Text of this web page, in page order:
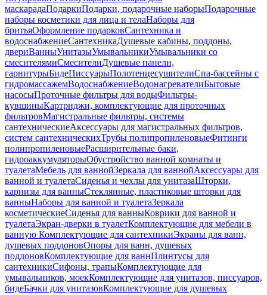
маскарадаПодаркиПодарки, подарочные наборыПодарочные
наборы косметики для лица и телаНаборы для
бритьяОформление подарковСантехника и
водоснабжениеСантехникаДушевые кабины, поддоны,
двериВанныУнитазыУмывальникиУмывальники со
смесителямиСмесителиДушевые панели,
гарнитурыБидеПиссуарыПолотенцесушителиСпа-бассейны с
гидромассажемВодоснабжениеВодонагревателиБытовые
насосыПроточные фильтры для водыФильтры-
кувшиныКартриджи, комплектующие для проточных
фильтровМагистральные фильтры, системы
сантехническиеАксессуары для магистральных фильтров,
систем сантехническихТрубы полипропиленовыеФитинги
полипропиленовыеРасширительные баки,
гидроаккумуляторыОбустройство ванной комнаты и
туалетаМебель для ваннойЗеркала для ваннойАксессуары для
ванной и туалетаСиденья и чехлы для унитазаШторки,
карнизы для ванныСтеклянные, пластиковые шторки для
ванныНаборы для ванной и туалетаЗеркала
косметическиеСиденья для ванныКоврики для ванной и
туалетаЭкран-дверки в туалетКомплектующие для мебели в
ванную Комплектующие для сантехникиЭкраны для ванн,
душевых поддоновОпоры для ванн, душевых
поддоновКомплектующие для ваннПлинтусы для
сантехникиСифоны, трапыКомплектующие для
умывальников, моекКомплектующие для унитазов, писсуаров,
бидеБачки для унитазовКомплектующие для душевых